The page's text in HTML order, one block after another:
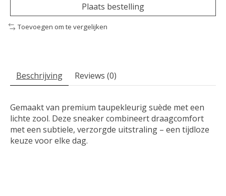
Plaats bestelling
Toevoegen om te vergelijken
Beschrijving Reviews (0)
Gemaakt van premium taupekleurig suède met een
lichte zool. Deze sneaker combineert draagcomfort
met een subtiele, verzorgde uitstraling – een tijdloze
keuze voor elke dag.